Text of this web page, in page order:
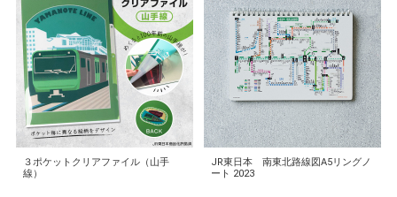
３ポケットクリアファイル（山手
線）
JR東日本 南東北路線図A5リングノ
ート 2023